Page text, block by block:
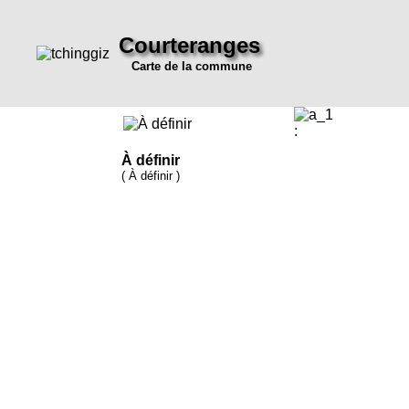
Courteranges
Carte de la commune
À définir
( À définir )
: